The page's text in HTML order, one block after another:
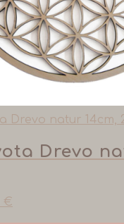
Drevo
€